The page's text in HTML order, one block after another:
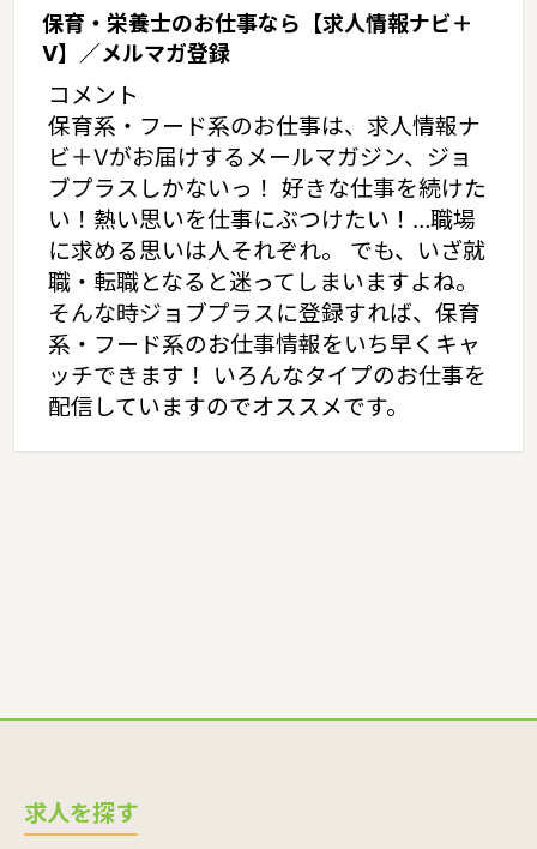
保育・栄養士のお仕事なら【求人情報ナビ＋
V】／メルマガ登録
コメント
保育系・フード系のお仕事は、求人情報ナ
ビ＋Vがお届けするメールマガジン、ジョ
ブプラスしかないっ！ 好きな仕事を続けた
い！熱い思いを仕事にぶつけたい！…職場
に求める思いは人それぞれ。 でも、いざ就
職・転職となると迷ってしまいますよね。
そんな時ジョブプラスに登録すれば、保育
系・フード系のお仕事情報をいち早くキャ
ッチできます！ いろんなタイプのお仕事を
配信していますのでオススメです。
求人を探す